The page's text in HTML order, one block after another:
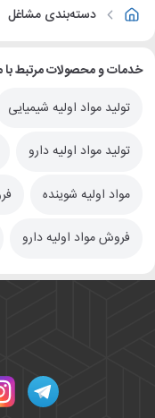
دسته‌بندی مشاغل
خدمات و محصولات مرتبط با
تولید مواد اولیه شیمیایی
تولید مواد اولیه دارو
مواد اولیه شوینده
فروش مواد اولیه دارو